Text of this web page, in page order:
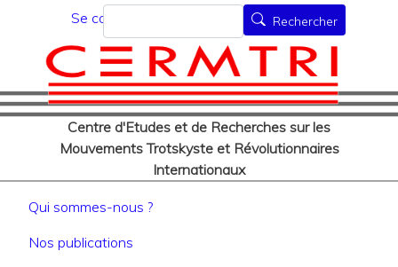
au
contenu
principal
Menu du compte de
Se connecter
Centre d'Etudes et de Recherches sur les
Mouvements Trotskyste et Révolutionnaires
Internationaux
Rechercher Rechercher
Navigation principale
Qui sommes-nous ?
Nos publications